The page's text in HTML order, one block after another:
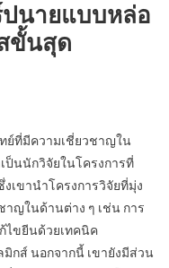
ปนายแบบหล่อ
ขั้นสุด
ย์ที่มีความเชี่ยวชาญใน
ป็นนักวิจัยในโครงการที่
งเขานำโครงการวิจัยที่มุ่ง
าญในด้านต่าง ๆ เช่น การ
ไขยีนด้วยเทคนิค
มิกส์ นอกจากนี้ เขายังมีส่วน